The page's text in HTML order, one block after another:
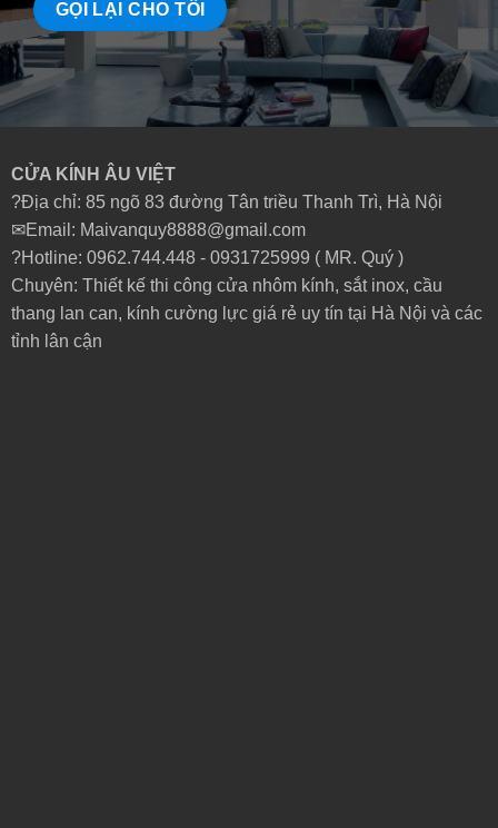
CỬA KÍNH ÂU VIỆT
?Địa chỉ: 85 ngõ 83 đường Tân triều Thanh Trì, Hà Nội
✉Email: Maivanquy8888@gmail.com
?Hotline: 0962.744.448 - 0931725999 ( MR. Quý )
Chuyên: Thiết kế thi công cửa nhôm kính, sắt inox, cầu
thang lan can, kính cường lực giá rẻ uy tín tại Hà Nội và các
tỉnh lân cận